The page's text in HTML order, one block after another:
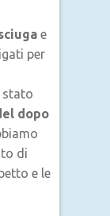
e
per
stato
dopo
di
e le